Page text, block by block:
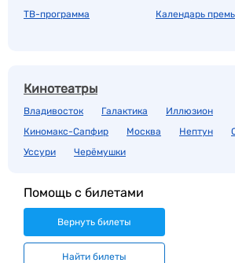
ТВ-программа
Календарь
Кинотеатры
Владивосток Галактика
Иллюзион
Киномакс-Сапфир
Москва Нептун
Уссури
Черёмушки
Помощь с билетами
Вернуть билеты
Найти билеты